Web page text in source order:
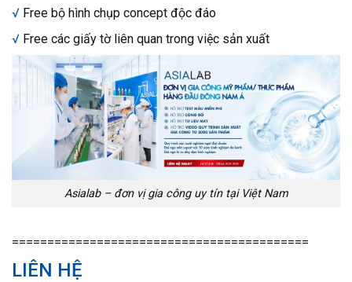
√ Free bộ hình chụp concept độc đáo
√ Free các giấy tờ liên quan trong việc sản xuất
Asialab – đơn vị gia công uy tín tại Việt Nam
==========================================
LIÊN HỆ